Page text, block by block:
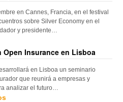
en Cannes, Francia, en el festival
sobre Silver Economy en el
y presidente…
Open Insurance en Lisboa
en Lisboa un seminario
que reunirá a empresas y
analizar el futuro…